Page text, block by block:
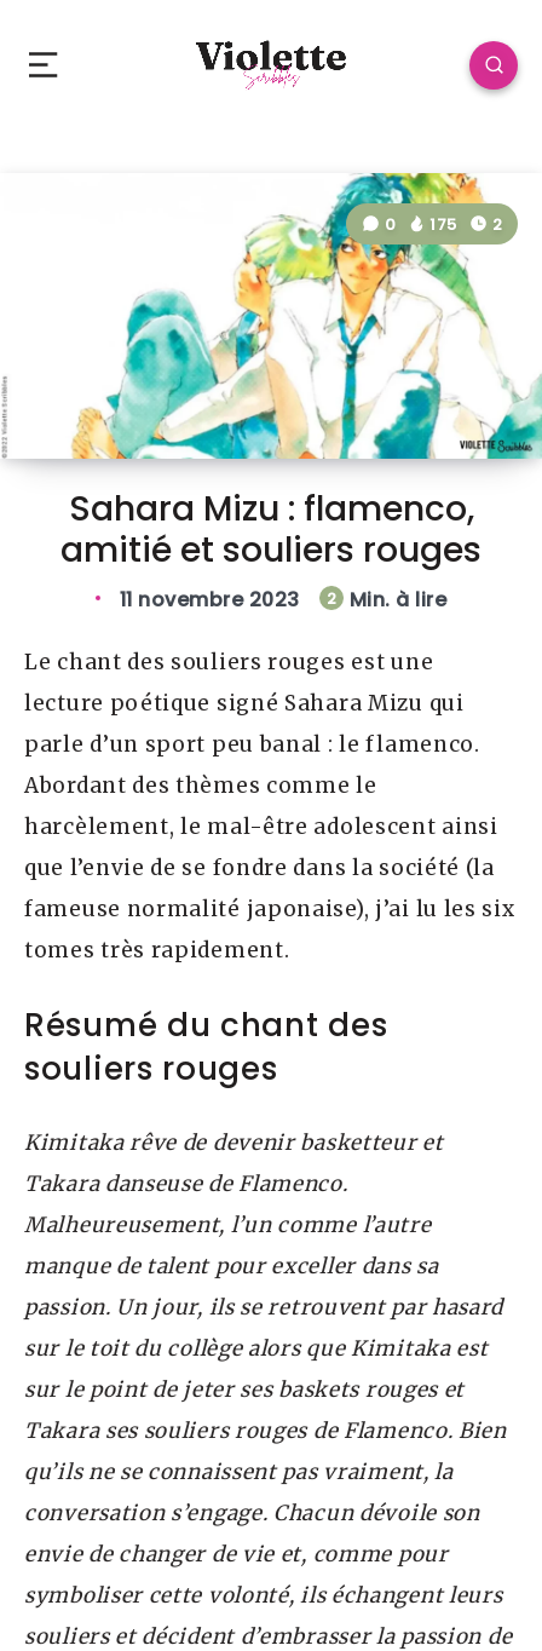
Sahara Mizu : flamenco,
amitié et souliers rouges
0 175 2
11 novembre 2023 2 Min. à lire
Le chant des souliers rouges est une
lecture poétique signé Sahara Mizu qui
parle d’un sport peu banal : le flamenco.
Abordant des thèmes comme le
harcèlement, le mal-être adolescent ainsi
que l’envie de se fondre dans la société (la
fameuse normalité japonaise), j’ai lu les six
tomes très rapidement.
Résumé du chant des
souliers rouges
Kimitaka rêve de devenir basketteur et
Takara danseuse de Flamenco.
Malheureusement, l’un comme l’autre
manque de talent pour exceller dans sa
passion. Un jour, ils se retrouvent par hasard
sur le toit du collège alors que Kimitaka est
sur le point de jeter ses baskets rouges et
Takara ses souliers rouges de Flamenco. Bien
qu’ils ne se connaissent pas vraiment, la
conversation s’engage. Chacun dévoile son
envie de changer de vie et, comme pour
symboliser cette volonté, ils échangent leurs
souliers et décident d’embrasser la passion de